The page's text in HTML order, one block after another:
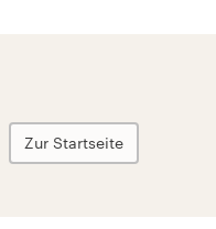
Zur Startseite